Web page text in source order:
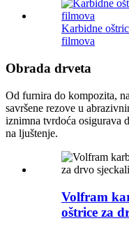
Karbidne
filmova
Obrada drveta
Od furnira do kompozita,
savršene rezove u
iznimna tvrdoća osigurava
na ljuštenje.
Volfram
oštrice za